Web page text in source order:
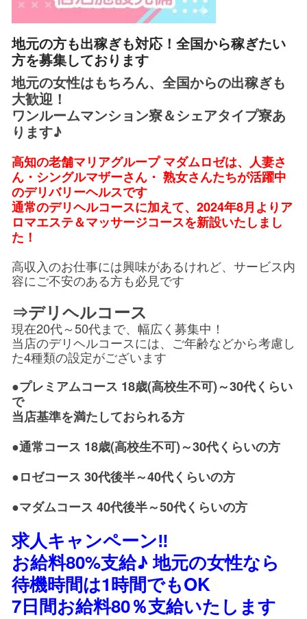
地元の方も出稼ぎも対応！全国から稼ぎたい
方を募集しております
地元の女性はもちろん、全国からの出稼ぎも
大歓迎！
ワンルームマンション寮＆シェアタイプ寮あ
ります♪
高知の老舗マリアグループ マダムロゼは、人妻さ
ん・シングルマザーさん・ 熟女さんたちが活躍中
のデリバリーヘルスです
通常のデリヘルコースに加えて、2024年8月よりア
ロマエステ＆マッサージコースを新設いたしまし
た！
高収入のお仕事には興味があるけれど、サービス内
容にご不安のある方も必見です
⇒デリヘルコース
現在20代～50代まで、幅広く募集中！
当店のデリヘルコースには、ご年齢などから考慮し
た4種類の設定がございます
●プレミアムコース 18歳(高校生不可)～30代くらい
で
当店基準を満たしておられる方
●通常コース 18歳(高校生不可)～30代くらいの方
●ロゼコース 30代後半～40代くらいの方
●マダムコース 40代後半～50代くらいの方
求人キャンペーン‼︎
お給料80%支給♪ 地元の女性なら
待機時間は1時間でもOK
7日間お給料80％支給いたします